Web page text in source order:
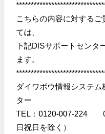
こちらの内容に対する
ては、
下記DISサポートセンタ
ます。
ダイワボウ情報システ
ター
TEL：0120-007-224
日祝日を除く）